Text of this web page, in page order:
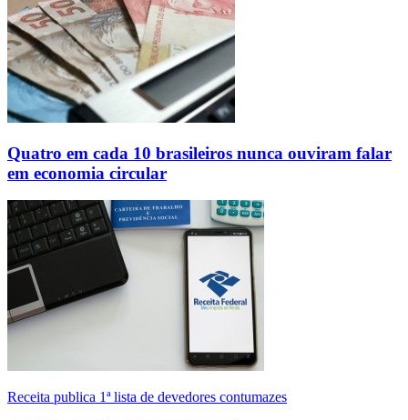
Quatro em cada 10 brasileiros nunca ouviram falar
em economia circular
Receita publica 1ª lista de devedores contumazes